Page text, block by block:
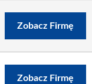
Zobacz Firmę
Zobacz Firmę